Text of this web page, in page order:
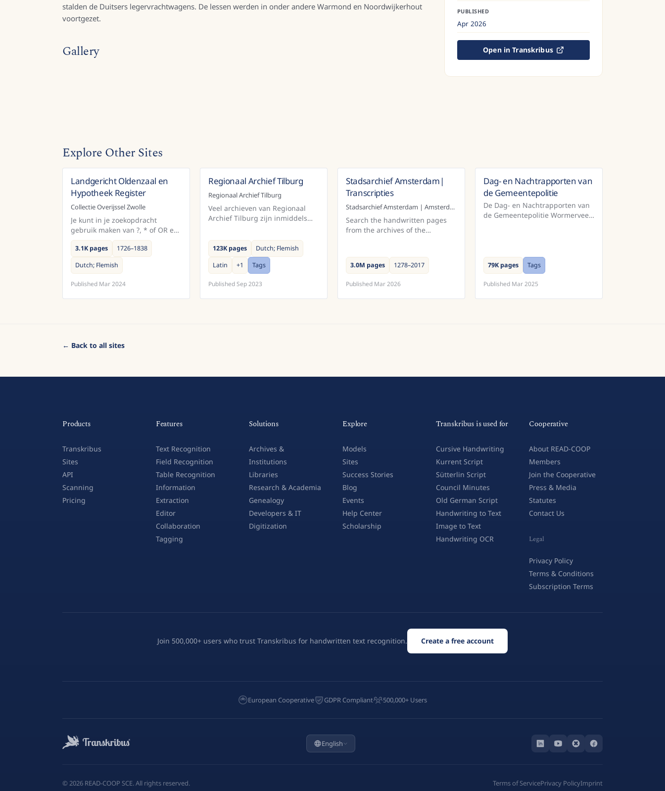
stalden de Duitsers legervrachtwagens. De lessen werden in onder andere Warmond en Noordwijkerhout
voortgezet.
Gallery
PUBLISHED
Apr 2026
Open in Transkribus
Explore Other Sites
Netherlands
Landgericht Oldenzaal en
Hypotheek Register
Collectie Overijssel Zwolle
Je kunt in je zoekopdracht
gebruik maken van ?, * of OR en
AND.Beuningen wordt b.v. in de
loop van de jaren verschillend
geschreven, zoek als volgt:
boninge?...
3.1K pages
1726–1838
Dutch; Flemish
Published Mar 2024
Netherlands
Regionaal Archief Tilburg
Regionaal Archief Tilburg
Veel archieven van Regionaal
Archief Tilburg zijn inmiddels
maar daarmee voor de meeste
mensen niet per sé makkelijker
leesbaar ...
123K pages
Dutch; Flemish
Latin
+1 Tags
PublishedSep 2023
Netherlands
Stadsarchief Amsterdam|
Transcripties
Stadsarchief Amsterdam | Amsterdam City Archives
Search the handwritten pages
from the archives of the
(Automated Text Recognition;
including Handwritten ...
3.0M pages 1278–2017
Published Mar 2026
Netherlands
Dag- en Nachtrapporten van
de Gemeentepolitie
De Dag- en Nachtrapporten van
de Gemeentepolitie Wormerveer
een d...
79K pages Tags
Published Mar 2025
← Back to all sites
Products
Transkribus
Sites
API
Scanning
Pricing
Features
Text Recognition
Field Recognition
Table Recognition
Information
Extraction
Editor
Collaboration
Tagging
Solutions
Archives &
Institutions
Libraries
Research & Academia
Genealogy
Developers & IT
Digitization
Explore
Models
Sites
Success Stories
Blog
Events
Help Center
Scholarship
Transkribus is used for
Cursive Handwriting
Kurrent Script
Sütterlin Script
Council Minutes
Old German Script
Handwriting to Text
Image to Text
Handwriting OCR
Cooperative
About READ-COOP
Members
Join the Cooperative
Press & Media
Statutes
Contact Us
Legal
Privacy Policy
Terms & Conditions
Subscription Terms
Join 500,000+ users who trust Transkribus for handwritten text recognition. Create a free account
European Cooperative GDPR Compliant 500,000+ Users
English
© 2026 READ-COOP SCE. All rights reserved. Terms of ServicePrivacy PolicyImprint